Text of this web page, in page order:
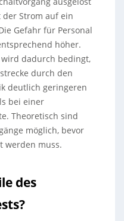
Strom auf ein
Gefahr für Personal
höher.
dadurch bedingt,
durch den
deutlich geringeren
bei einer
Theoretisch sind
möglich, bevor
werden muss.
des